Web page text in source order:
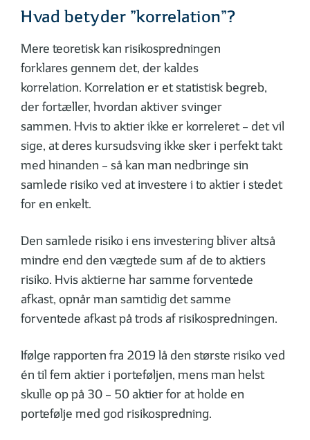
Hvad betyder ”korrelation”?
Mere teoretisk kan risikospredningen
forklares gennem det, der kaldes
korrelation. Korrelation er et statistisk begreb,
der fortæller, hvordan aktiver svinger
sammen. Hvis to aktier ikke er korreleret – det vil
sige, at deres kursudsving ikke sker i perfekt takt
med hinanden – så kan man nedbringe sin
samlede risiko ved at investere i to aktier i stedet
for en enkelt.
Den samlede risiko i ens investering bliver altså
mindre end den vægtede sum af de to aktiers
risiko. Hvis aktierne har samme forventede
afkast, opnår man samtidig det samme
forventede afkast på trods af risikospredningen.
Ifølge rapporten fra 2019 lå den største risiko ved
én til fem aktier i porteføljen, mens man helst
skulle op på 30 – 50 aktier for at holde en
portefølje med god risikospredning.